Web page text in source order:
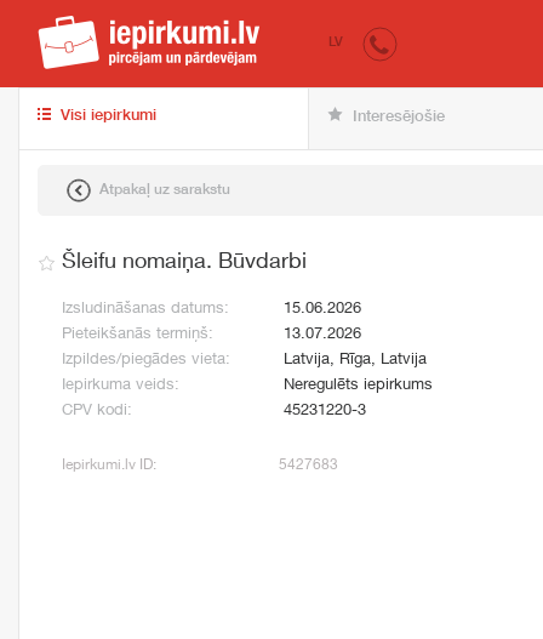
iepirkumi.lv
LV
Visi iepirkumi Interesējošie
Atpakaļ uz sarakstu
Šleifu nomaiņa. Būvdarbi
Izsludināšanas datums:
15.06.2026
Pieteikšanās termiņš:
13.07.2026
Izpildes/piegādes vieta:
Latvija, Rīga, Latvija
Iepirkuma veids:
Neregulēts iepirkums
CPV kodi:
45231220-3
Iepirkumi.lv ID: 5427683